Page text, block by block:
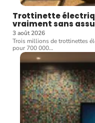
Trottinette
vraiment sans
3 août 2026
Trois millions de trottinettes
pour 700 000…